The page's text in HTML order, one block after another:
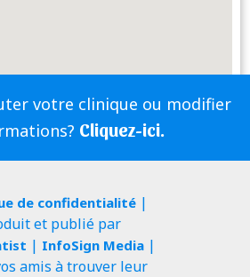
votre clinique ou modifier
Cliquez-ici.
de confidentialité|
et publié par
| InfoSign Media|
amis à trouver leur